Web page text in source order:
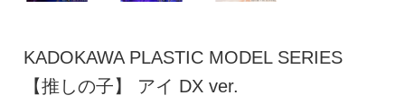
KADOKAWA PLASTIC MODEL SERIES
【推しの子】 アイ DX ver.